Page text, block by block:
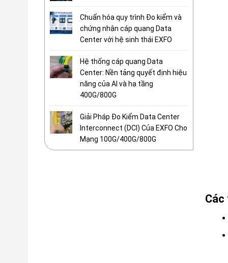
Các
Chuẩn hóa quy trình Đo kiểm và
chứng nhận cáp quang Data
Center với hệ sinh thái EXFO
Hệ thống cáp quang Data
Center: Nền tảng quyết định hiệu
năng của AI và hạ tầng
400G/800G
Giải Pháp Đo Kiểm Data Center
Interconnect (DCI) Của EXFO Cho
Mạng 100G/400G/800G